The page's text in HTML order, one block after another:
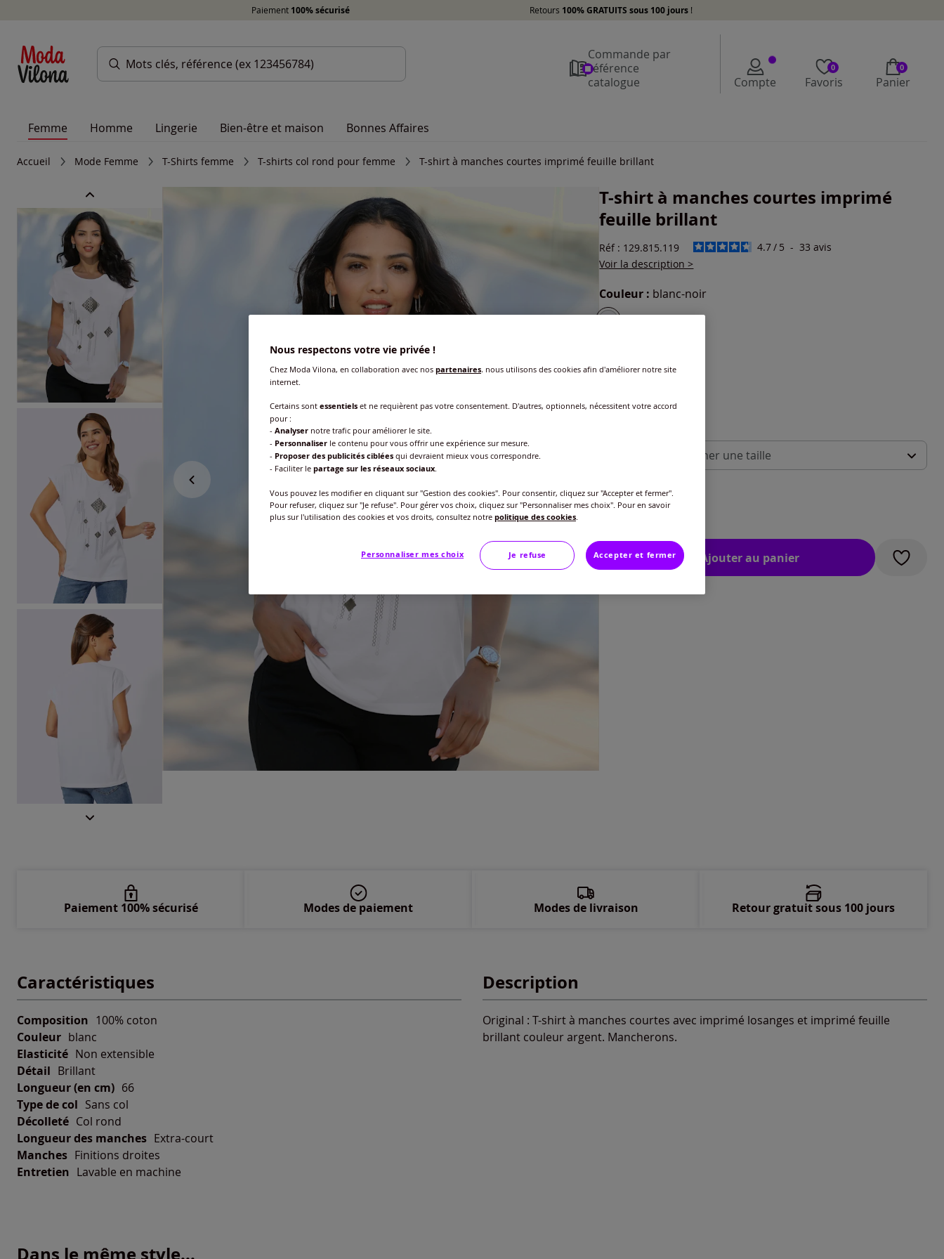
Paiement 100% sécurisé Retours 100% GRATUITS sous 100 jours !
Commande par
référence
catalogue
Compte
0
Favoris
0
Panier
Femme Homme Lingerie Bien-être et maison Bonnes Affaires
Accueil Mode Femme T-Shirts femme T-shirts col rond pour femme T-shirt à manches courtes imprimé feuille brillant
T-shirt à manches courtes imprimé
feuille brillant
Réf : 129.815.119 4.7/ 5 - 33avis
Voir la description >
Couleur : blanc-noir
Choisir une couleur :
Veuillez sélectionner une taille
40 -En stock
44 -En stock
18€
Ajouter au panier
Caractéristiques
Composition 100% coton
Couleur blanc
Elasticité Non extensible
Détail Brillant
Longueur (en cm) 66
Type de col Sans col
Décolleté Col rond
Longueur des manches Extra-court
Manches Finitions droites
Entretien Lavable en machine
Description
Original : T-shirt à manches courtes avec imprimé losanges et imprimé feuille
brillant couleur argent. Mancherons.
Paiement 100% sécurisé Modes de paiement Modes de livraison Retour gratuit sous 100 jours
Dans le même style...
Nous respectons votre vie privée !
Chez Moda Vilona, en collaboration avec nos partenaires, nous utilisons des cookies afin d'améliorer notre site
internet.
Certains sont essentiels et ne requièrent pas votre consentement. D'autres, optionnels, nécessitent votre accord
pour :
- Analyser notre trafic pour améliorer le site.
- Personnaliser le contenu pour vous offrir une expérience sur mesure.
- Proposer des publicités ciblées qui devraient mieux vous correspondre.
- Faciliter le partage sur les réseaux sociaux.
Vous pouvez les modifier en cliquant sur "Gestion des cookies". Pour consentir, cliquez sur "Accepter et fermer".
Pour refuser, cliquez sur "Je refuse". Pour gérer vos choix, cliquez sur "Personnaliser mes choix". Pour en savoir
plus sur l'utilisation des cookies et vos droits, consultez notre politique des cookies.
Personnaliser mes choix Je refuse Accepter et fermer